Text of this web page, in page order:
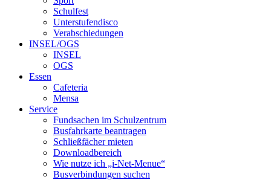
Schulfest
Unterstufendisco
Verabschiedungen
INSEL/OGS
INSEL
OGS
Essen
Cafeteria
Mensa
Service
Fundsachen im Schulzentrum
Busfahrkarte beantragen
Schließfächer mieten
Downloadbereich
Wie nutze ich „i-Net-Menue“
Busverbindungen suchen